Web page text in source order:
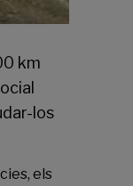
km
los
els